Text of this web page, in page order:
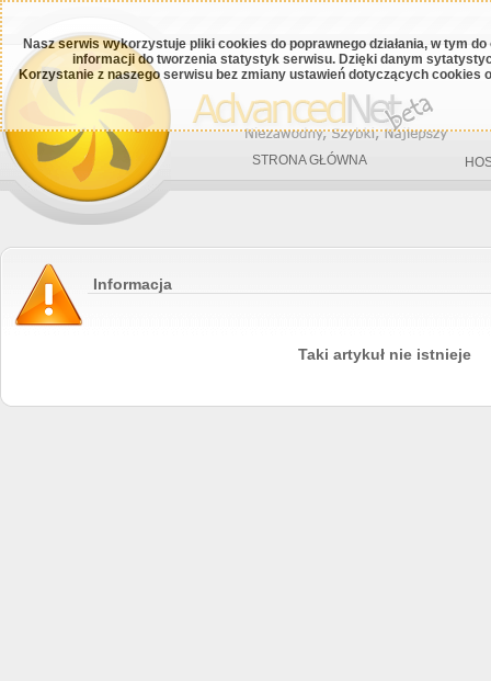
Nasz serwis wykorzystuje pliki cookies do poprawnego działania, w tym
informacji do tworzenia statystyk serwisu. Dzięki danym
Korzystanie z naszego serwisu bez zmiany ustawień dotyczących cookies
STRONA GŁÓWNA
Informacja
Taki artykuł nie istnieje